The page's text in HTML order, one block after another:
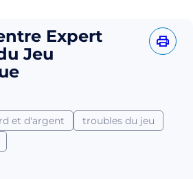
Expert
Jeu
et d'argent
troubles du jeu